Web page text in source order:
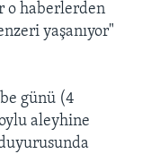
o haberlerden
yaşanıyor"
günü (4
aleyhine